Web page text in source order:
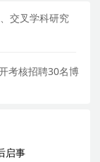
交叉学科研究
考核招聘30名博
启事